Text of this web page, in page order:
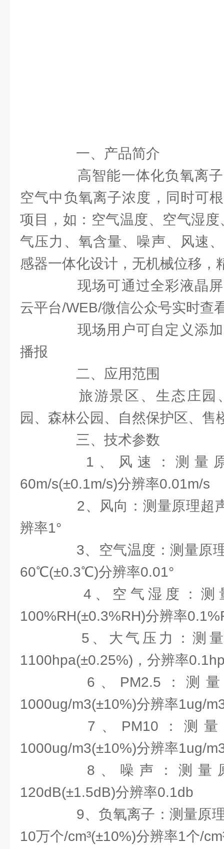
一、产品简介
高智能一体化负氧离子
空气中负氧离子浓度，同时可
项目，如：空气温度、空气湿
气压力、氧含量、噪声、风速
感器一体化设计，无机械位移，
现场可通过全彩液晶屏
云平台/WEB/微信公众号实时查
现场用户可自定义添加
播报
二、应用范围
旅游景区、生态庄园
园、森林公园、自然保护区、售
三、技术参数
1、风速：测量原
60m/s(±0.1m/s)分辨率0.01m/s
2、风向：测量原理超声
辨率1°
3、空气温度：测量原理
60℃(±0.3℃)分辨率0.01°
4、空气湿度：测
100%RH(±0.3%RH)分辨率
5、大气压力：测量
1100hpa(±0.25%)，分辨率
6、PM2.5：测量
1000ug/m3(±10%)分辨率1ug/
7、PM10：测量
1000ug/m3(±10%)分辨率1ug/
8、噪声：测量原
120dB(±1.5dB)分辨率0.1db
9、负氧离子：测量原理
10万个/cm³(±10%)分辨率1个/